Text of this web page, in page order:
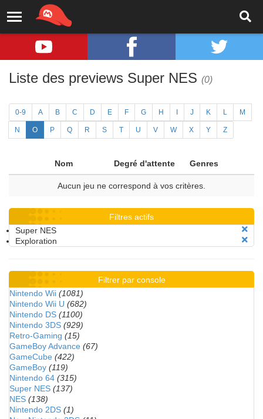
Liste des previews Super NES (0)
0-9 A B C D E F G H J K L M
N O P Q R S T U V W X Y Z
Nom Degré d'attente Genres
Aucun jeu ne correspond à vos critères.
Filtres actifs
Super NES
Exploration
Filtrer par console
Nintendo Wii (1081)
Nintendo Wii U (682)
Nintendo DS (1100)
Nintendo 3DS (929)
Retro-Gaming (15)
GameBoy Advance (67)
GameCube (422)
GameBoy (119)
Nintendo 64 (315)
Super NES (137)
NES (138)
Nintendo 2DS (1)